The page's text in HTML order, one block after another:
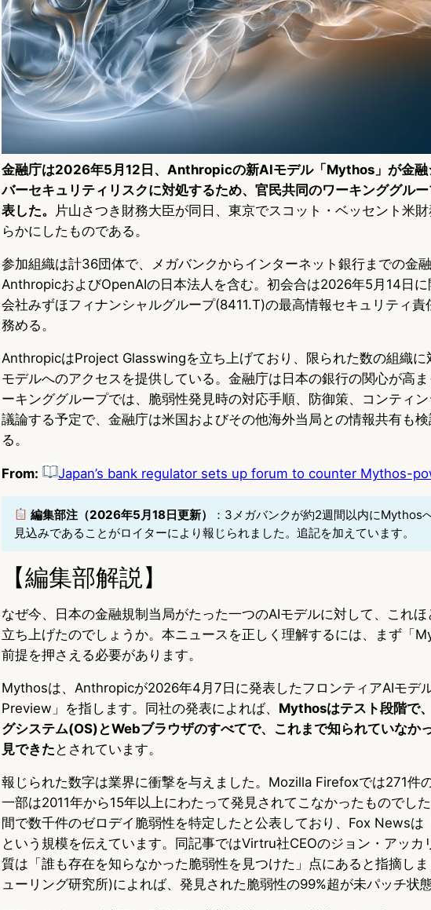
金融庁は2026年5月12日、Anthropicの新AIモデル「Mythos」が金融
バーセキュリティリスクに対処するため、官民共同のワーキンググル
表した。
片山さつき財務大臣が同日、東京でスコット・ベッセント米
らかにしたものである。
参加組織は計36団体で、メガバンクからインターネット銀行までの金融
AnthropicおよびOpenAIの日本法人を含む。初会合は2026年5月14日
会社みずほフィナンシャルグループ(8411.T)の最高情報セキュリティ
務める。
AnthropicはProject Glasswingを立ち上げており、限られた数の組織に
モデルへのアクセスを提供している。金融庁は日本の銀行の関心が高
ーキンググループでは、脆弱性発見時の対応手順、防御策、コンティ
議論する予定で、金融庁は米国およびその他海外当局との情報共有も
る。
From: Japan’s bank regulator sets up forum to counter Mythos-
編集部注（2026年5月18日更新）
：3メガバンクが約2週間以内にMythos
見込みであることがロイターにより報じられました。追記を加えています。
【編集部解説】
なぜ今、日本の金融規制当局がたった一つのAIモデルに対して、これ
立ち上げたのでしょうか。本ニュースを正しく理解するには、まず「
前提を押さえる必要があります。
Mythosは、Anthropicが2026年4月7日に発表したフロンティアAIモデ
Preview」を指します。同社の発表によれば、 Mythosはテスト段階で
グシステム(OS)とWebブラウザのすべてで、これまで知られていなか
見できた とされています。
報じられた数字は業界に衝撃を与えました。Mozilla Firefoxでは271件
一部は2011年から15年以上にわたって発見されてこなかったものでし
間で数千件のゼロデイ脆弱性を特定したと公表しており、Fox Newsは
という規模を伝えています。同記事ではVirtru社CEOのジョン・アッ
質は「誰も存在を知らなかった脆弱性を見つけた」点にあると指摘し
ューリング研究所)によれば、発見された脆弱性の99%超が未パッチ状